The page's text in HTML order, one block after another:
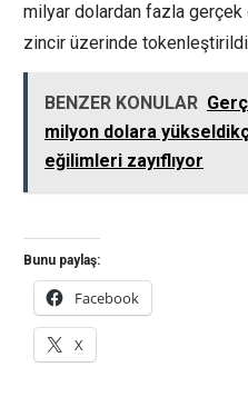
milyar dolardan fazla gerçek
zincir üzerinde
BENZER KONULAR
milyon dolara
eğilimleri zayıflıyor
Bunu paylaş:
Facebook
X